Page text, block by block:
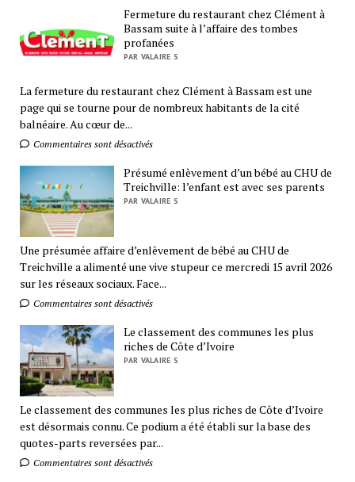
Fermeture du restaurant chez Clément à
Bassam suite à l’affaire des tombes
profanées
PAR VALAIRE S
La fermeture du restaurant chez Clément à Bassam est une
page qui se tourne pour de nombreux habitants de la cité
balnéaire. Au cœur de...
Commentaires sont désactivés
Présumé enlèvement d’un bébé au CHU de
Treichville: l’enfant est avec ses parents
PAR VALAIRE S
Une présumée affaire d’enlèvement de bébé au CHU de
Treichville a alimenté une vive stupeur ce mercredi 15 avril 2026
sur les réseaux sociaux. Face...
Commentaires sont désactivés
Le classement des communes les plus
riches de Côte d’Ivoire
PAR VALAIRE S
Le classement des communes les plus riches de Côte d’Ivoire
est désormais connu. Ce podium a été établi sur la base des
quotes-parts reversées par...
Commentaires sont désactivés